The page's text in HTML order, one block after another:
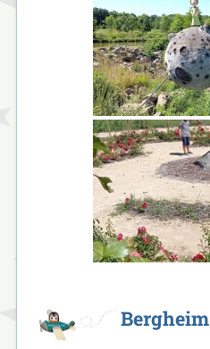
Bergheim